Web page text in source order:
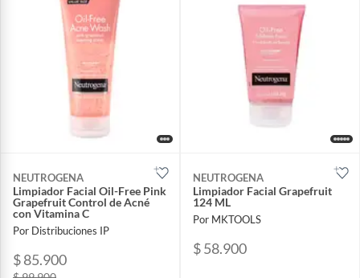
NEUTROGENA
Limpiador Facial Oil-Free Pink
Grapefruit Control de Acné
con Vitamina C
Por Distribuciones IP
$ 85.900
NEUTROGENA
Limpiador Facial Grapefruit
124 ML
Por MKTOOLS
$ 58.900